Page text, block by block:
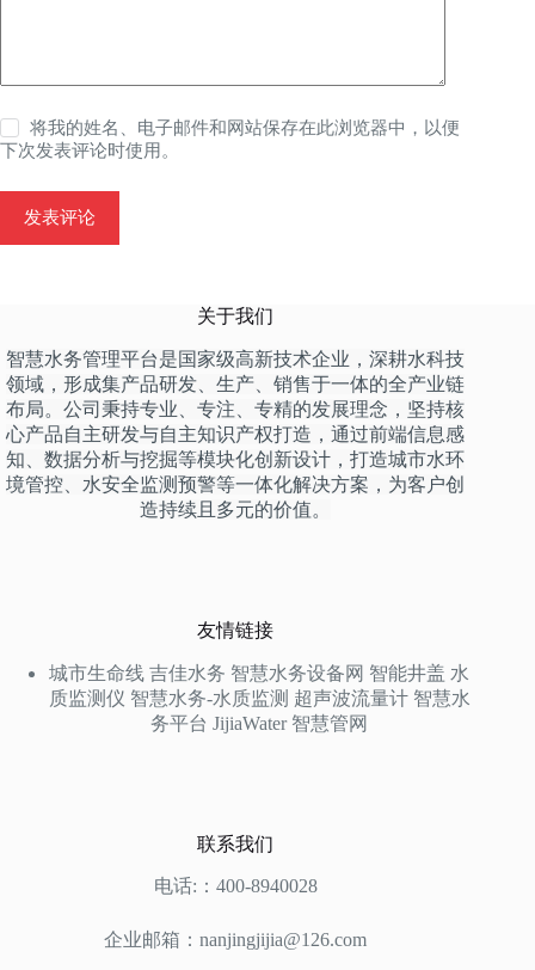
将我的姓名、电子邮件和网站保存在此浏览器中，以便
下次发表评论时使用。
发表评论
关于我们
智慧水务管理平台是国家级高新技术企业，深耕水科技
领域，形成集产品研发、生产、销售于一体的全产业链
布局。公司秉持专业、专注、专精的发展理念，坚持核
心产品自主研发与自主知识产权打造，通过前端信息感
知、数据分析与挖掘等模块化创新设计，打造城市水环
境管控、水安全监测预警等一体化解决方案，为客户创
造持续且多元的价值。
友情链接
城市生命线 吉佳水务 智慧水务设备网 智能井盖 水
质监测仪 智慧水务-水质监测 超声波流量计 智慧水
务平台 JijiaWater 智慧管网
联系我们
电话:：400-8940028
企业邮箱：nanjingjijia@126.com